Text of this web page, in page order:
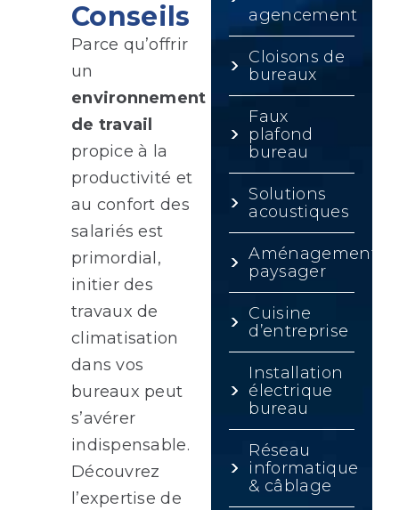
Conseils
Parce qu’offrir
un
environnement
de travail
propice à la
productivité et
au confort des
salariés est
primordial,
initier des
travaux de
climatisation
dans vos
bureaux peut
s’avérer
indispensable.
Découvrez
l’expertise de
agencement
Cloisons de
bureaux
Faux
plafond
bureau
Solutions
acoustiques
Aménagement
paysager
Cuisine
d’entreprise
Installation
électrique
bureau
Réseau
informatique
& câblage